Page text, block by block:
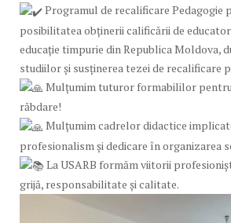
Programul de recalificare Pedagogie
posibilitatea obținerii calificării de
educație timpurie din Republica Moldova,
studiilor și susținerea tezei de recalificare
Mulțumim tuturor formabililor
răbdare!
Mulțumim cadrelor didactice
profesionalism și dedicare în organizarea
La USARB formăm viitorii
grijă, responsabilitate și calitate.